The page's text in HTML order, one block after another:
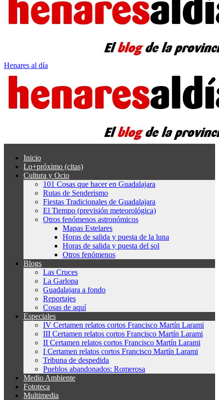
Henares al día
Inicio
Lo+próximo (citas)
Cultura y Ocio
101 Cosas que hacer en Guadalajara
Rutas de Senderismo
Fiestas Tradicionales de Guadalajara
El Tiempo (previsión meteorológica)
Otros fenómenos astronómicos
Mapas Estelares
Horas de salida y puesta de la luna
Horas de salida y puesta del sol
Otros fenómenos
Blogs
Las Cruces
La Garlopa
Guadalajara a fondo
Reportajes
Cosas de aquí
Especiales
IV Certamen relatos cortos Francisco Martín Larami
III Certamen relatos cortos Francisco Martín Larami
II Certamen relatos cortos Francisco Martín Larami
I Certamen relatos cortos Francisco Martín Larami
Tribuna de despedida
Pueblos abandonados: Romerosa
Medio Ambiente
Fototeca
Multimedia